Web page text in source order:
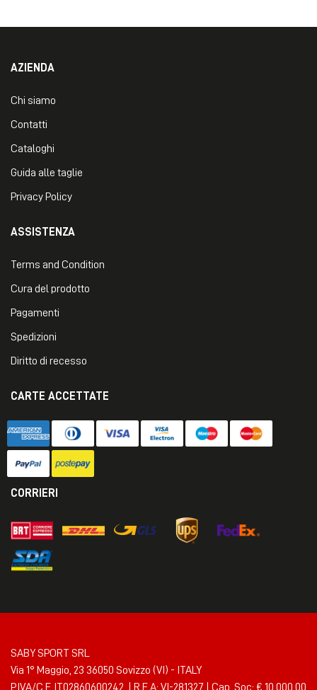
AZIENDA
Chi siamo
Contatti
Cataloghi
Guida alle taglie
Privacy Policy
ASSISTENZA
Terms and Condition
Cura del prodotto
Pagamenti
Spedizioni
Diritto di recesso
CARTE ACCETTATE
CORRIERI
SABY SPORT SRL
Via 1° Maggio, 23 36050 Sovizzo (VI) - ITALY
P.IVA/C.F. IT02860600242 | R.E.A: VI-281327 | Cap. Soc: € 10.000,00